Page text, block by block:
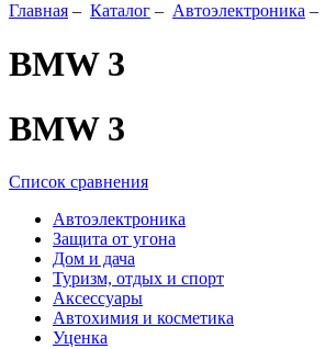
Главная – Каталог – Автоэлектроника –
BMW 3
BMW 3
Список сравнения
Автоэлектроника
Защита от угона
Дом и дача
Туризм, отдых и спорт
Аксессуары
Автохимия и косметика
Уценка